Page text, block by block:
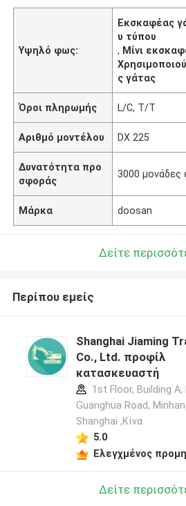
Υψηλό φως:
Εκσκαφέας
υ τύπου
, Μίνι
ς γάτας
Όροι πληρωμής L/C, T/T
Αριθμό μοντέλου DX 225
Δυνατότητα προ
σφοράς
3000 μονάδες
Μάρκα doosan
Δείτε
Περίπου εμείς
Shanghai Jiaming
Co., Ltd. προφίλ
κατασκευαστή
1st Floor, Building A,
Guanghua Road,
Shanghai ,Κίνα
5.0
Ελεγχμένος
Δείτε